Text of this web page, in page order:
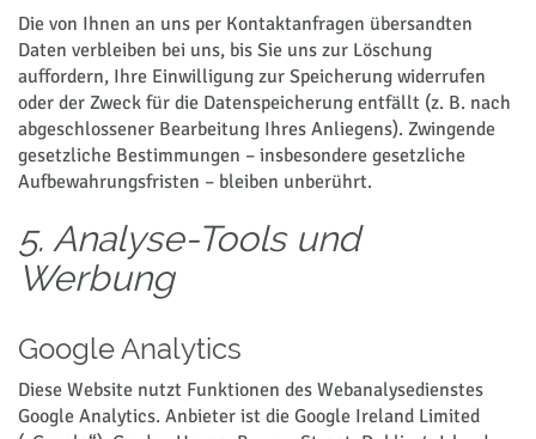
Die von Ihnen an uns per Kontaktanfragen übersandten
Daten verbleiben bei uns, bis Sie uns zur Löschung
auffordern, Ihre Einwilligung zur Speicherung widerrufen
oder der Zweck für die Datenspeicherung entfällt (z. B. nach
abgeschlossener Bearbeitung Ihres Anliegens). Zwingende
gesetzliche Bestimmungen – insbesondere gesetzliche
Aufbewahrungsfristen – bleiben unberührt.
5. Analyse-Tools und
Werbung
Google Analytics
Diese Website nutzt Funktionen des Webanalysedienstes
Google Analytics. Anbieter ist die Google Ireland Limited